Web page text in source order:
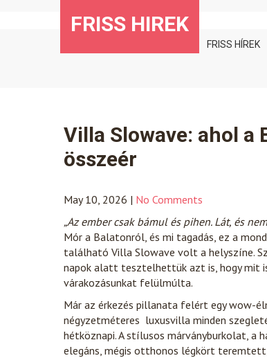
FRISS HIREK
FRISS HÍREK
Villa Slowave: ahol a
összeér
May 10, 2026 | No Comments
„Az ember csak bámul és pihen. Lát, és
Mór a Balatonról, és mi tagadás, ez a
található Villa Slowave volt a helyszíne.
napok alatt tesztelhettük azt is, hogy mit
várakozásunkat felülmúlta.
Már az érkezés pillanata felért egy wow-
négyzetméteres luxusvilla minden
hétköznapi. A stílusos márványburkolat, a
elegáns, mégis otthonos légkört